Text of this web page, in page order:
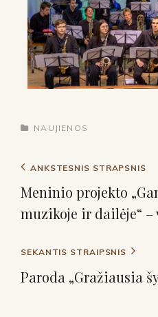
NAUJIENOS
ANKSTESNIS STRAPSNIS
Meninio projekto
muzikoje ir dailėje“
SEKANTIS STRAIPSNIS
Paroda „Gražiausia